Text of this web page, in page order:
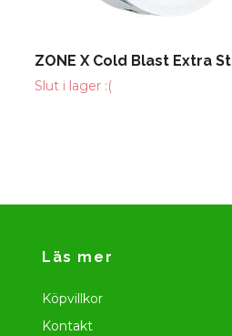
ZONE X Cold Blast Extra
Slut i lager :(
Läs mer
Köpvillkor
Kontakt